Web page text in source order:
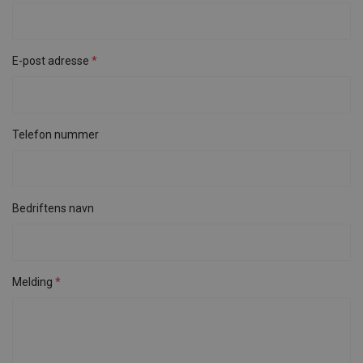
E-post adresse
Telefon nummer
Bedriftens navn
Melding